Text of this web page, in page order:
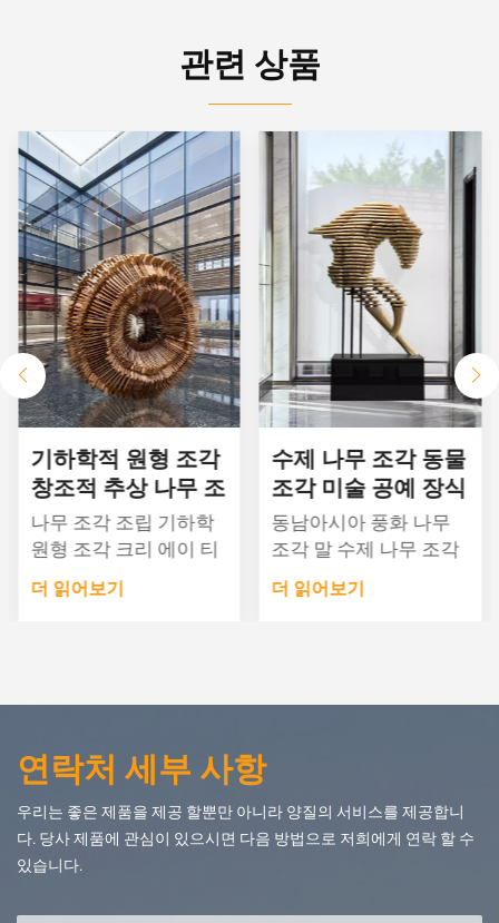
관련 상품
기하학적 원형 조각
창조적 추상 나무 조
각 바닥 스탠딩 장식
품
나무 조각 조립 기하학
원형 조각 크리 에이 티
브 추상 나무 조각 바닥
장식 장식 단단한 나무
간 : 도면완료 후 15~30
시 50% 보증금, 배송 시
잔액 50% 지불우리는
귀하의 사진이나 그림
을 바탕으로 주문을 받
을 수 있습니다.관심이
더 읽어보기
수제 나무 조각 동물
조각 미술 공예 장식
품
동남아시아 풍화 나무
조각 말 수제 나무 조각
동물 조각 말 사슴 소, 바
닥에서 천장까지의 장
의 가능(몇 센티미터에
면완료 후 15~30일지불
방법 : 생산 시작 시 50%
더 읽어보기
연락처 세부 사항
우리는 좋은 제품을 제공 할뿐만 아니라 양질의 서비스를 제공합니
다. 당사 제품에 관심이 있으시면 다음 방법으로 저희에게 연락 할 수
있습니다.